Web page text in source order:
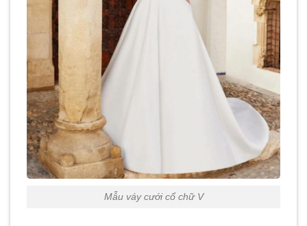
Mẫu váy cưới cổ chữ V